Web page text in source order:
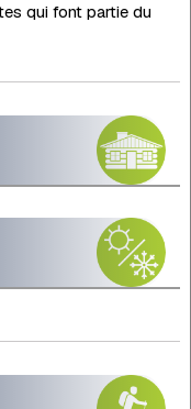
qui font partie du